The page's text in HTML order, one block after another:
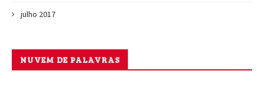
julho 2017
NUVEM DE PALAVRAS